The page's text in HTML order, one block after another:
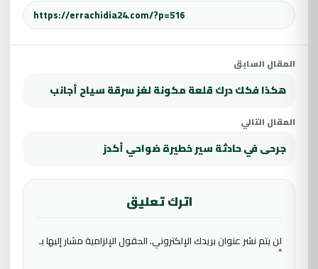
المقال السابق
هكذا فكك درك قلعة مكونة لغز سرقة سياح أجانب
المقال التالي
جرحى في حادثة سير خطيرة ضواحي أكدز
اترك تعليق
لن يتم نشر عنوان بريدك الإلكتروني.الحقول الإلزامية مشار إليها بـ
*